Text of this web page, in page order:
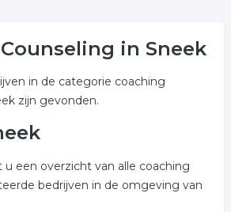
in Sneek
in de categorie coaching
zijn gevonden.
u een overzicht van alle coaching
bedrijven in de omgeving van